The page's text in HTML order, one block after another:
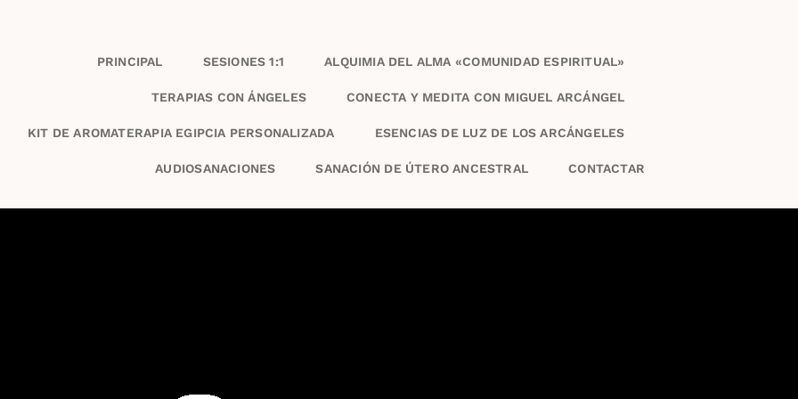
PRINCIPAL SESIONES 1:1 ALQUIMIA DEL ALMA «COMUNIDAD ESPIRITUAL»
TERAPIAS CON ÁNGELES CONECTA Y MEDITA CON MIGUEL ARCÁNGEL
KIT DE AROMATERAPIA EGIPCIA PERSONALIZADA ESENCIAS DE LUZ DE LOS ARCÁNGELES
AUDIOSANACIONES SANACIÓN DE ÚTERO ANCESTRAL CONTACTAR